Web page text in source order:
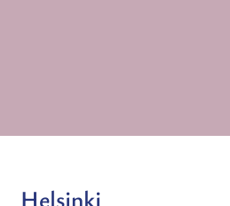
Helsinki